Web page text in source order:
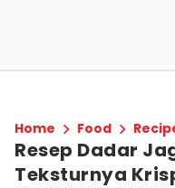
Home Food
Resep Dadar
Teksturnya